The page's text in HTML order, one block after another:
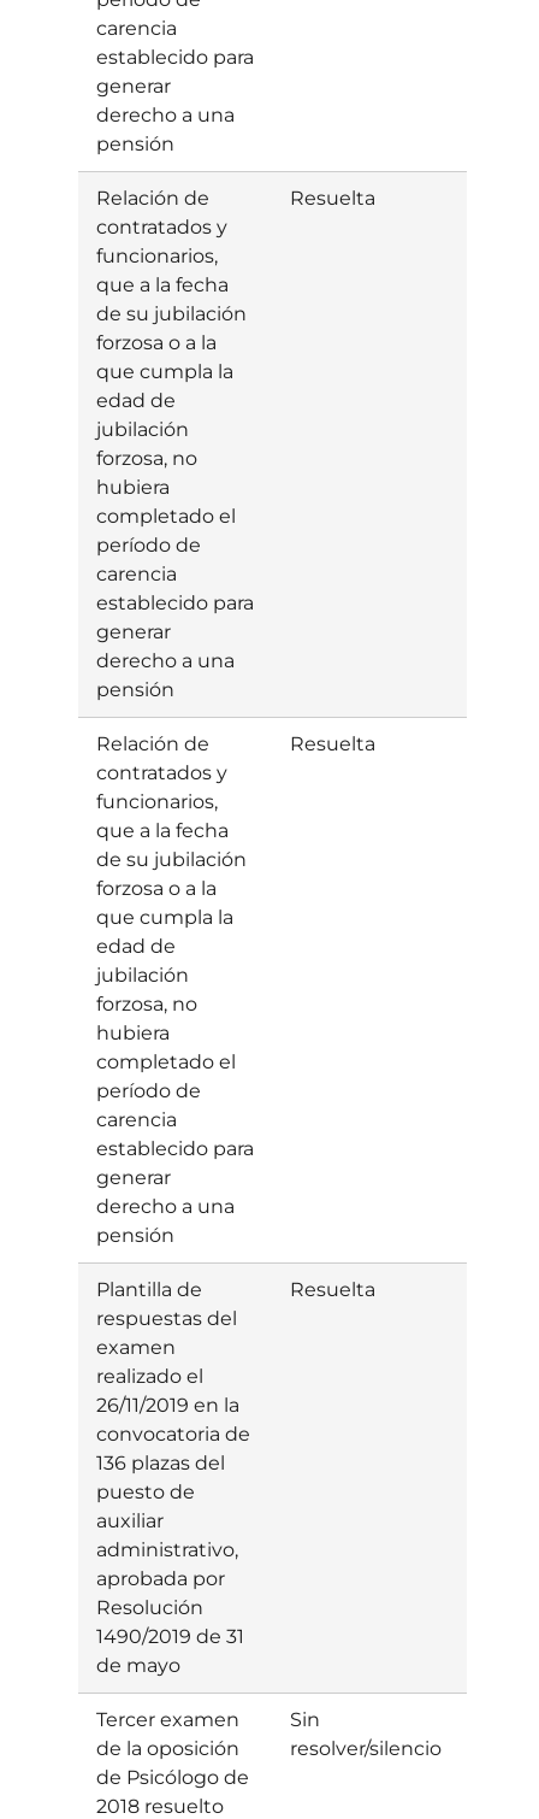
carencia
establecido para
generar
derecho a una
pensión
Relación de
contratados y
funcionarios,
que a la fecha
de su jubilación
forzosa o a la
que cumpla la
edad de
jubilación
forzosa, no
hubiera
completado el
período de
carencia
establecido para
generar
derecho a una
pensión
Resuelta
Relación de
contratados y
funcionarios,
que a la fecha
de su jubilación
forzosa o a la
que cumpla la
edad de
jubilación
forzosa, no
hubiera
completado el
período de
carencia
establecido para
generar
derecho a una
pensión
Resuelta
Plantilla de
respuestas del
examen
realizado el
26/11/2019 en la
convocatoria de
136 plazas del
puesto de
auxiliar
administrativo,
aprobada por
Resolución
1490/2019 de 31
de mayo
Resuelta
Tercer examen
de la oposición
de Psicólogo de
2018 resuelto
Sin
resolver/silencio